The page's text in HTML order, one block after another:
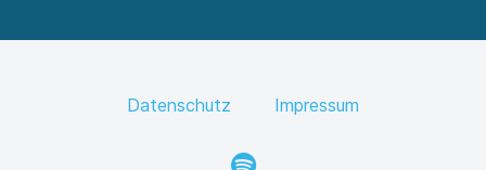
Datenschutz Impressum
Spotify